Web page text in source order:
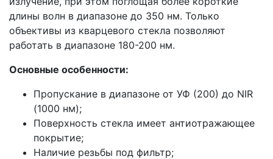
длины волн в диапазоне до 350 нм. Только
объективы из кварцевого стекла позволяют
работать в диапазоне 180-200 нм.
Основные особенности:
Пропускание в диапазоне от УФ (200) до NIR
(1000 нм);
Поверхность стекла имеет антиотражающее
покрытие;
Наличие резьбы под фильтр;